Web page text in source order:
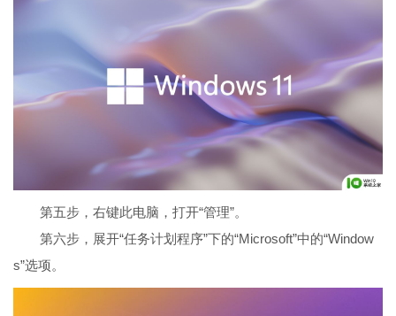
第五步，右键此电脑，打开“管理”。
第六步，展开“任务计划程序”下的“Microsoft”中的“Window
s”选项。